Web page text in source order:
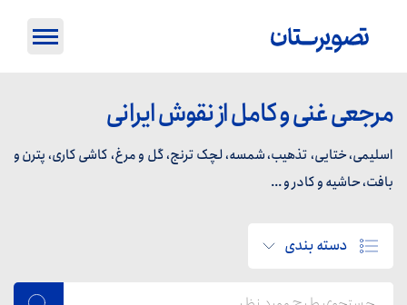
مرجعی غنی و کامل از نقوش ایرانی
اسلیمی، ختایی، تذهیب، شمسه، لچک ترنج، گل و مرغ، کاشی کاری، پترن و
بافت، حاشیه و کادر و ...
دسته بندی